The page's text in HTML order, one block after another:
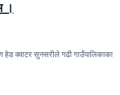
।
क्वाटर सुनसरीले गढी गाउँपालिकाका